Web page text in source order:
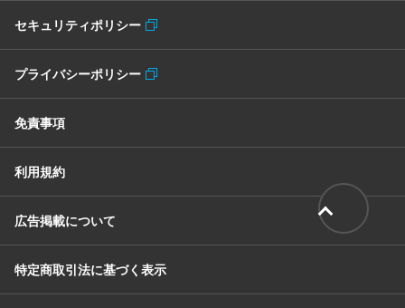
セキュリティポリシー
プライバシーポリシー
免責事項
利用規約
広告掲載について
特定商取引法に基づく表示